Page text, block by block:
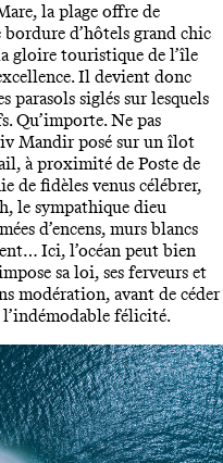
la plage offre de
bordure d’hôtels grand chic
gloire touristique de l’île
Il devient donc
parasols siglés sur lesquels
Qu’importe. Ne pas
Mandir posé sur un îlot
à proximité de Poste de
de fidèles venus célébrer,
le sympathique dieu
d’encens, murs blancs
Ici, l’océan peut bien
sa loi, ses ferveurs et
modération, avant de céder
félicité.